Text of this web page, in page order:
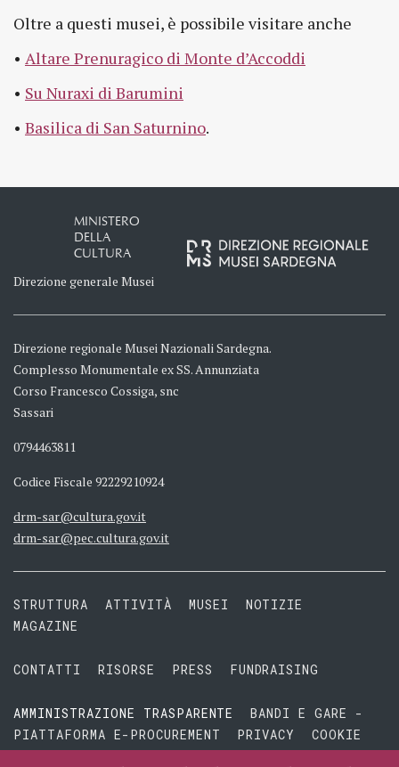
Oltre a questi musei, è possibile visitare anche
• Altare Prenuragico di Monte d’Accoddi
• Su Nuraxi di Barumini
• Basilica di San Saturnino.
MINISTERO
DELLA
CULTURA
Direzione generale Musei
Direzione regionale Musei Nazionali Sardegna.
Complesso Monumentale ex SS. Annunziata
Corso Francesco Cossiga, snc
Sassari
0794463811
Codice Fiscale 92229210924
drm-sar@cultura.gov.it
drm-sar@pec.cultura.gov.it
STRUTTURA ATTIVITÀ MUSEI
NOTIZIE
MAGAZINE
CONTATTI RISORSE PRESS FUNDRAISING
AMMINISTRAZIONE TRASPARENTE
BANDI E GARE -
PIATTAFORMA E-PROCUREMENT
PRIVACY
COOKIE
TERMINI E CONDIZIONI